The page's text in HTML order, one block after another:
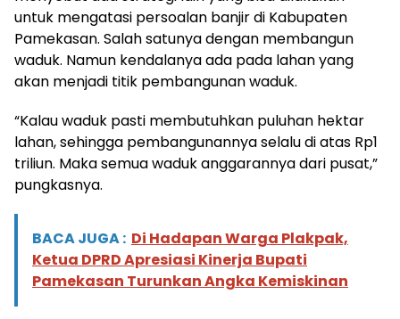
untuk mengatasi persoalan banjir di Kabupaten
Pamekasan. Salah satunya dengan membangun
waduk. Namun kendalanya ada pada lahan yang
akan menjadi titik pembangunan waduk.
“Kalau waduk pasti membutuhkan puluhan hektar
lahan, sehingga pembangunannya selalu di atas Rp1
triliun. Maka semua waduk anggarannya dari pusat,”
pungkasnya.
BACA JUGA : Di Hadapan Warga Plakpak,
Ketua DPRD Apresiasi Kinerja Bupati
Pamekasan Turunkan Angka Kemiskinan